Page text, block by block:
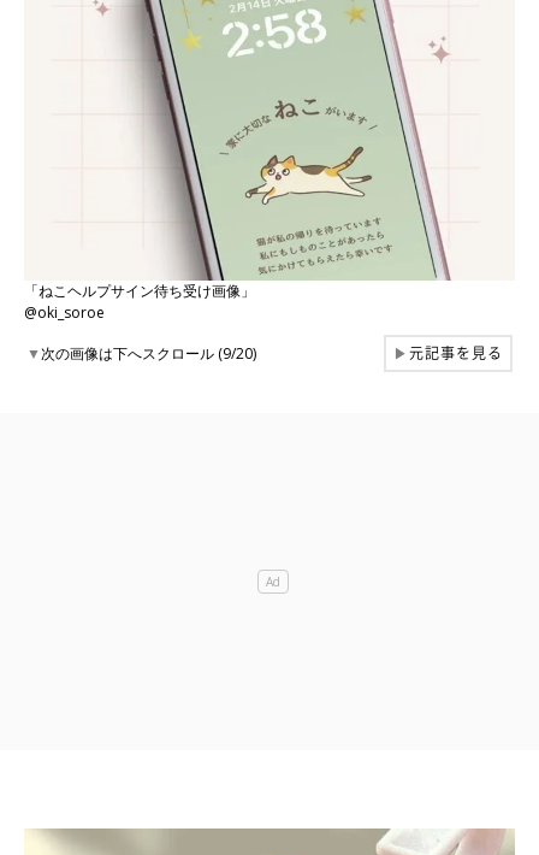
「ねこヘルプサイン待ち受け画像」
@oki_soroe
▼次の画像は下へスクロール (9/20) ▶元記事を見る